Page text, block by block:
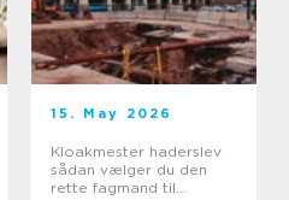
15. May 2026
Kloakmester haderslev
sådan vælger du den
rette fagmand til